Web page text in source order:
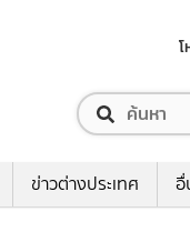
ข่าวต่างประเทศ อื่